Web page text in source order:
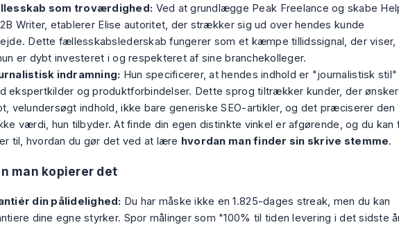
som troværdighed: Ved at grundlægge Peak Freelance og skabe
Writer, etablerer Elise autoritet, der strækker sig ud over hendes kunde
Dette fællesskabslederskab fungerer som et kæmpe tillidssignal, der viser,
er dybt investeret i og respekteret af sine branchekolleger.
indramning: Hun specificerer, at hendes indhold er "journalistisk stil"
ekspertkilder og produktforbindelser. Dette sprog tiltrækker kunder, der ønsker
velundersøgt indhold, ikke bare generiske SEO-artikler, og det præciserer den
værdi, hun tilbyder. At finde din egen distinkte vinkel er afgørende, og du kan
til, hvordan du gør det ved at lære hvordan man finder sin skrive stemme.
man kopierer det
din pålidelighed: Du har måske ikke en 1.825-dages streak, men du kan
dine egne styrker. Spor målinger som "100% til tiden levering i det sidste